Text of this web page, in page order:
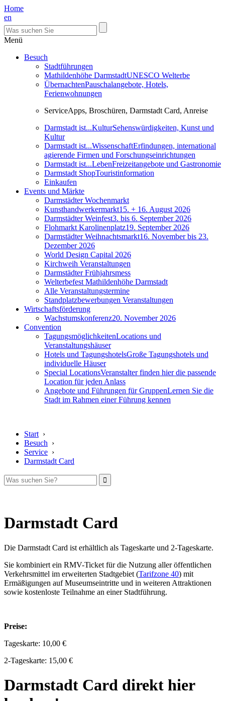
Home
en
Menü
Besuch
Stadtführungen
Mathildenhöhe DarmstadtUNESCO Welterbe
ÜbernachtenPauschalangebote, Hotels,
Ferienwohnungen
ServiceApps, Broschüren, Darmstadt Card, Anreise
Darmstadt ist...KulturSehenswürdigkeiten, Kunst und
Kultur
Darmstadt ist...WissenschaftErfindungen, international
agierende Firmen und Forschungseinrichtungen
Darmstadt ist...LebenFreizeitangebote und Gastronomie
Darmstadt ShopTouristinformation
Einkaufen
Events und Märkte
Darmstädter Wochenmarkt
Kunsthandwerkermarkt15. + 16. August 2026
Darmstädter Weinfest3. bis 6. September 2026
Flohmarkt Karolinenplatz19. September 2026
Darmstädter Weihnachtsmarkt16. November bis 23.
Dezember 2026
World Design Capital 2026
Kirchweih Veranstaltungen
Darmstädter Frühjahrsmess
Welterbefest Mathildenhöhe Darmstadt
Alle Veranstaltungstermine
Standplatzbewerbungen Veranstaltungen
Wirtschaftsförderung
Wachstumskonferenz20. November 2026
Convention
TagungsmöglichkeitenLocations und
Veranstaltungshäuser
Hotels und TagungshotelsGroße Tagungshotels und
individuelle Häuser
Special LocationsVeranstalter finden hier die passende
Location für jeden Anlass
Angebote und Führungen für GruppenLernen Sie die
Stadt im Rahmen einer Führung kennen
Start ›
Besuch ›
Service ›
Darmstadt Card
Darmstadt Card
Die Darmstadt Card ist erhältlich als Tageskarte und 2-Tageskarte.
Sie kombiniert ein RMV-Ticket für die Nutzung aller öffentlichen
Verkehrsmittel im erweiterten Stadtgebiet (Tarifzone 40) mit
Ermäßigungen auf Museumseintritte und in weiteren Attraktionen
sowie kostenloste Teilnahme an einer Stadtführung.
Preise:
Tageskarte: 10,00 €
2-Tageskarte: 15,00 €
Darmstadt Card direkt hier